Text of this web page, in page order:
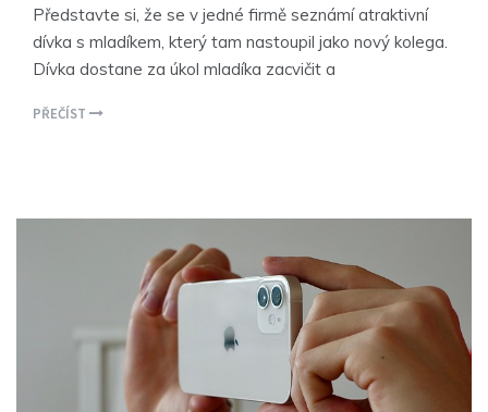
Představte si, že se v jedné firmě seznámí atraktivní
dívka s mladíkem, který tam nastoupil jako nový kolega.
Dívka dostane za úkol mladíka zacvičit a
PŘEČÍST